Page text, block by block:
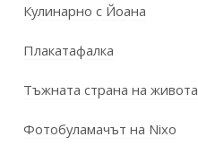
Кулинарно с Йоана
Плакатафалка
Тъжната страна на живота
Фотобуламачът на Nixo